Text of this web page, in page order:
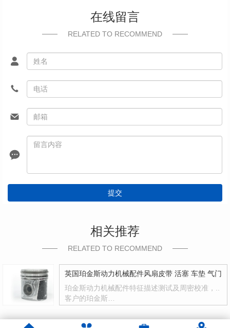
在线留言
RELATED TO RECOMMEND
提交
相关推荐
RELATED TO RECOMMEND
英国珀金斯动力机械配件风扇皮带 活塞 车垫 气门
珀金斯动力机械配件特征描述测试及周密校准，..
客户的珀金斯…